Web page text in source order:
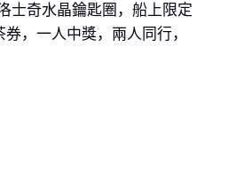
士奇水晶鑰匙圈，船上限定
，一人中獎，兩人同行，